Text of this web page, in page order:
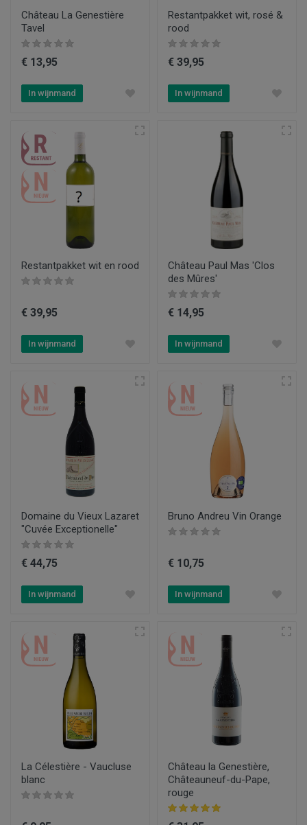
Château La Genestière
Tavel
€ 13,95
In wijnmand
Restantpakket wit, rosé &
rood
€ 39,95
In wijnmand
Restantpakket wit en rood
€ 39,95
In wijnmand
Château Paul Mas 'Clos
des Mûres'
€ 14,95
In wijnmand
Domaine du Vieux Lazaret
"Cuvée Exceptionelle"
€ 44,75
In wijnmand
Bruno Andreu Vin Orange
€ 10,75
In wijnmand
La Célestière - Vaucluse
blanc
Château la Genestière,
Châteauneuf-du-Pape,
rouge